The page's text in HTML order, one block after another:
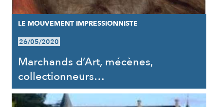
LE MOUVEMENT IMPRESSIONNISTE
26/05/2020
Marchands d’Art, mécènes,
collectionneurs…